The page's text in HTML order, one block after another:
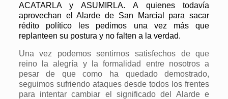
ACATARLA y ASUMIRLA. A quienes todavía
aprovechan el Alarde de San Marcial para sacar
rédito político les pedimos una vez más que
replanteen su postura y no falten a la verdad.
Una vez podemos sentirnos satisfechos de que
reino la alegría y la formalidad entre nosotros a
pesar de que como ha quedado demostrado,
seguimos sufriendo ataques desde todos los frentes
para intentar cambiar el significado del Alarde e